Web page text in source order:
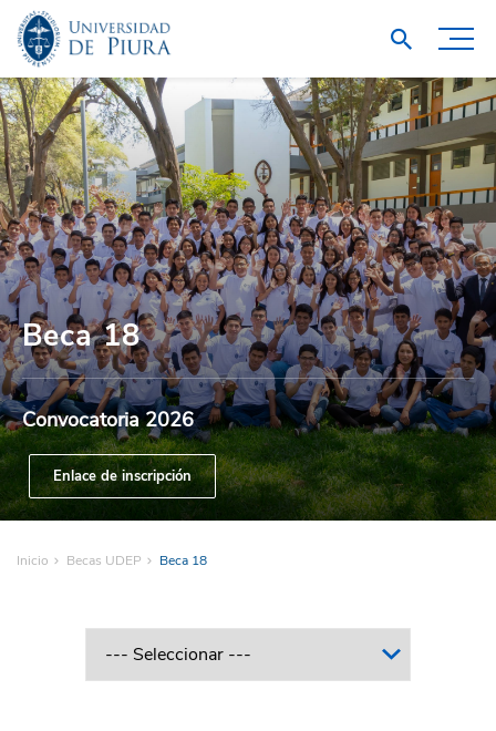
Beca 18
Convocatoria 2026
Enlace de inscripción
Inicio Becas UDEP Beca 18